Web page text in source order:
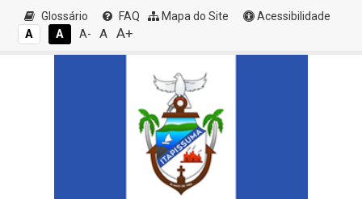
Glossário FAQ Mapa do Site
Acessibilidade
A
A A- A A+